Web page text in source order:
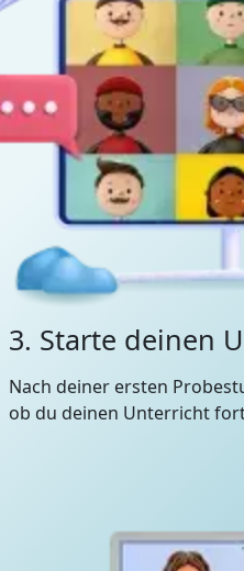
3. Starte deinen
Nach deiner ersten
ob du deinen Unterricht